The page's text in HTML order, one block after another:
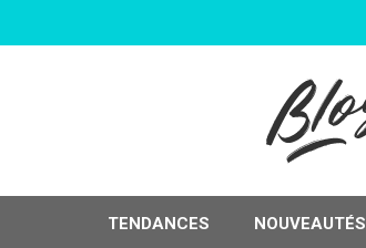
TENDANCES NOUVEAUTÉS